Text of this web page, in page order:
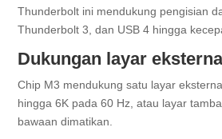
Thunderbolt ini mendukung pengisian
Thunderbolt 3, dan USB 4 hingga
Dukungan layar
Chip M3 mendukung satu layar
hingga 6K pada 60 Hz, atau layar
bawaan dimatikan.